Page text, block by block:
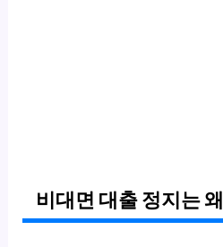
비대면 대출 정지는